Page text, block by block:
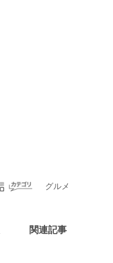
グルメ
関連記事